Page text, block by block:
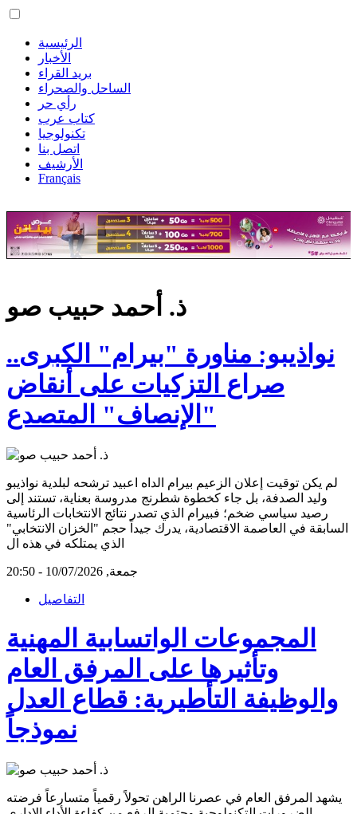
الرئيسية
الأخبار
بريد القراء
الساحل والصحراء
رأي حر
كتاب عرب
تكنولوجيا
اتصل بنا
الأرشيف
Français
ذ. أحمد حبيب صو
نواذيبو: مناورة "بيرام" الكبرى..
صراع التزكيات على أنقاض
"الإنصاف" المتصدع
لم يكن توقيت إعلان الزعيم بيرام الداه اعبيد ترشحه لبلدية نواذيبو
وليد الصدفة، بل جاء كخطوة شطرنج مدروسة بعناية، تستند إلى
رصيد سياسي ضخم؛ فبيرام الذي تصدر نتائج الانتخابات الرئاسية
السابقة في العاصمة الاقتصادية، يدرك جيداً حجم "الخزان الانتخابي"
الذي يمتلكه في هذه ال
جمعة, 10/07/2026 - 20:50
التفاصيل
المجموعات الواتسابية المهنية
وتأثيرها على المرفق العام
والوظيفة التأطيرية: قطاع العدل
نموذجاً
يشهد المرفق العام في عصرنا الراهن تحولاً رقمياً متسارعاً فرضته